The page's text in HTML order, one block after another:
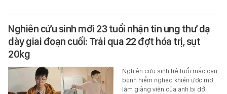
Nghiên cứu sinh mới 23 tuổi nhận tin ung thư dạ
dày giai đoạn cuối: Trải qua 22 đợt hóa trị, sụt
20kg
Nghiên cứu sinh trẻ tuổi mắc căn
bệnh hiểm nghèo khiến ước mơ
làm giảng viên của anh bị dở